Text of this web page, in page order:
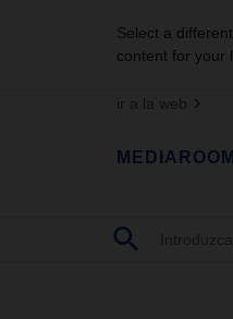
Select a
content for your
ir a la web
MEDIAROOM